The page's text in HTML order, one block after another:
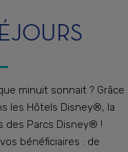
minuit sonnait ? Grâce
les Hôtels Disney®, la
des Parcs Disney® !
bénéficiaires : de